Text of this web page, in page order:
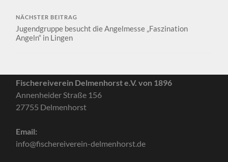
NÄCHSTER BEITRAG
Jugendgruppe besucht die Angelmesse „Faszination
Angeln“ in Lingen
Fischereiverein Delmenhorst e.V. von 1896
Annenheider Straße 156
27755 Delmenhorst
Email:
info@fischereiverein-delmenhorst.de